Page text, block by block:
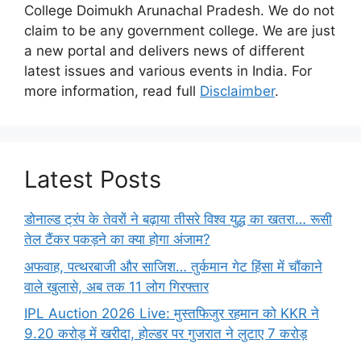
College Doimukh Arunachal Pradesh. We do not
claim to be any government college. We are just
a new portal and delivers news of different
latest issues and various events in India. For
more information, read full Disclaimber.
Latest Posts
डोनाल्ड ट्रंप के तेवरों ने बढ़ाया तीसरे विश्व युद्ध का खतरा… रूसी
तेल टैंकर पकड़ने का क्या होगा अंजाम?
अफवाह, पत्थरबाजी और साजिश… तुर्कमान गेट हिंसा में चौंकाने
वाले खुलासे, अब तक 11 लोग गिरफ्तार
IPL Auction 2026 Live: मुस्तफिजुर रहमान को KKR ने
9.20 करोड़ में खरीदा, होल्डर पर गुजरात ने लुटाए 7 करोड़